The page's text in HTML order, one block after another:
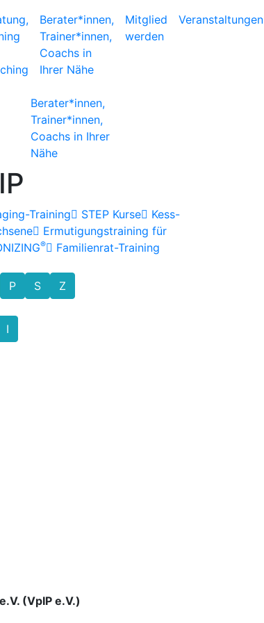
Berater*innen,
Trainer*innen,
Coachs in
Ihrer Nähe
Mitglied
werden
Veranstaltungen
Berater*innen,
Trainer*innen,
Coachs in Ihrer
Nähe
Training STEP Kurse
Kess-
Ermutigungstraining für
®
Familienrat-Training
P S
Z
I
(VpIP e.V.)